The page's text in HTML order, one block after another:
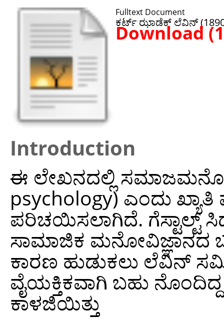
Fulltext Document
ಕರ್ಟ್ ಝಾಡೆಕ್ ಲೆವಿನ್
Download
Introduction
ಈ ಲೇಖನದಲ್ಲಿ
psychology) ಎಂದು
ಪರಿಚಯಿಸಲಾಗಿದೆ. ಗೆಸ್ಟಾಲ್ಟ್
ಸಾಮಾಜಿಕ ಮನೋವಿಜ್ಞಾನದ
ಕಾರಣ ಹುಡುಕಲು ಲೆವಿನ್
ವೈಯಕ್ತಿಕವಾಗಿ ಬಹು
ಕಾಳಜಿಯಿತ್ತು